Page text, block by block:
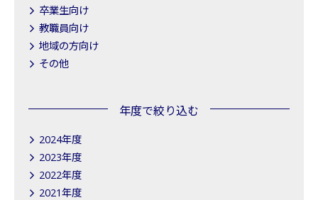
卒業生向け
教職員向け
地域の方向け
その他
年度で絞り込む
2024年度
2023年度
2022年度
2021年度